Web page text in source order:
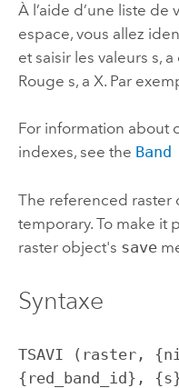
À l’aide d’une liste de
espace, vous allez
et saisir les valeurs s,
Rouge s, a X. Par
For information about
indexes, see the
The referenced raster
temporary. To make it
raster object's save
Syntaxe
TSAVI (raster,
{red_band_id},